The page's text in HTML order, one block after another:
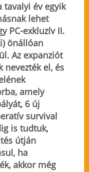
tavalyi év egyik
lehet
PC-exkluzív II.
önállóan
Az expanziót
nevezték el, és
amely
6 új
survival
is tudtuk,
útján
ha
akkor még